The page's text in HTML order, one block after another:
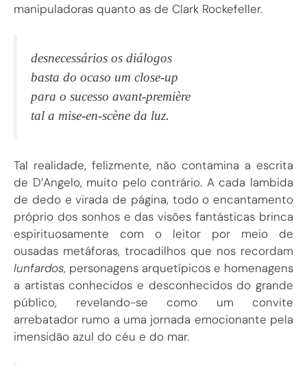
manipuladoras quanto as de Clark Rockefeller.
desnecessários os diálogos
basta do ocaso um close-up
para o sucesso avant-première
tal a mise-en-scène da luz.
Tal realidade, felizmente, não contamina a escrita
de D’Angelo, muito pelo contrário. A cada lambida
de dedo e virada de página, todo o encantamento
próprio dos sonhos e das visões fantásticas brinca
espirituosamente com o leitor por meio de
ousadas metáforas, trocadilhos que nos recordam
lunfardos, personagens arquetípicos e homenagens
a artistas conhecidos e desconhecidos do grande
público, revelando-se como um convite
arrebatador rumo a uma jornada emocionante pela
imensidão azul do céu e do mar.